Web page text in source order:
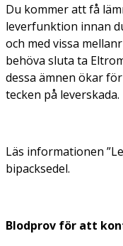
Du kommer att få
leverfunktion innan
och med vissa
behöva sluta ta
dessa ämnen ökar
tecken på leverskada.
Läs informationen
bipacksedel.
Blodprov för att